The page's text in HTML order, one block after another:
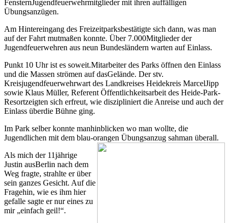
FensternJugendfeuerwehrmitglieder mit ihren auffälligen
Übungsanzügen.
Am Hintereingang des Freizeitparksbestätigte sich dann, was man
auf der Fahrt mutmaßen konnte. Über 7.000Mitglieder der
Jugendfeuerwehren aus neun Bundesländern warten auf Einlass.
Punkt 10 Uhr ist es soweit.Mitarbeiter des Parks öffnen den Einlass
und die Massen strömen auf dasGelände. Der stv.
Kreisjugendfeuerwehrwart des Landkreises Heidekreis MarcelJipp
sowie Klaus Müller, Referent Öffentlichkeitsarbeit des Heide-Park-
Resortzeigten sich erfreut, wie diszipliniert die Anreise und auch der
Einlass überdie Bühne ging.
Im Park selber konnte manhinblicken wo man wollte, die
Jugendlichen mit dem blau-orangen Übungsanzug sahman überall.
Als mich der 11jährige
Justin ausBerlin nach dem
Weg fragte, strahlte er über
sein ganzes Gesicht. Auf die
Fragehin, wie es ihm hier
gefalle sagte er nur eines zu
mir „einfach geil!“.